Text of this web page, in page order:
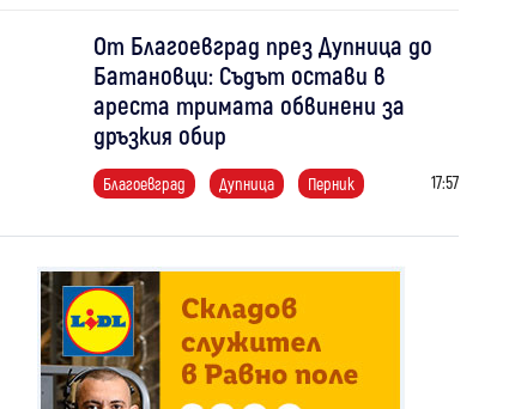
От Благоевград през Дупница до
Батановци: Съдът остави в
ареста тримата обвинени за
дръзкия обир
Благоевград Дупница Перник 17:57